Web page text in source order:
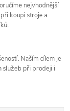
nejvhodnější
koupi stroje a
Naším cílem je
služeb při prodeji i